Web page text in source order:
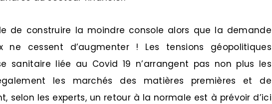
de construire la moindre console alors que la demande
ne cessent d’augmenter ! Les tensions géopolitiques
sanitaire liée au Covid 19 n’arrangent pas non plus les
les marchés des matières premières et de
selon les experts, un retour à la normale est à prévoir d’ici